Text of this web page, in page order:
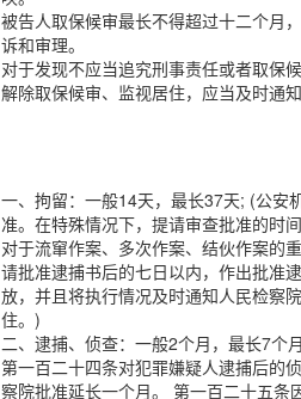
被告人取保候审最长不得超过十二个月
诉和审理。
对于发现不应当追究刑事责任或者取保
解除取保候审、监视居住，应当及时通
一、拘留：一般14天，最长37天; (公安
准。在特殊情况下，提请审查批准的时
对于流窜作案、多次作案、结伙作案的
请批准逮捕书后的七日以内，作出批准
放，并且将执行情况及时通知人民检察
住。)
二、逮捕、侦查：一般2个月，最长7个
第一百二十四条对犯罪嫌疑人逮捕后的
察院批准延长一个月。 第一百二十五条